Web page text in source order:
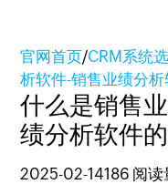
官网首页/CRM系统
析软件-销售业绩分
什么是销售
绩分析软件
2025-02-14186 阅读